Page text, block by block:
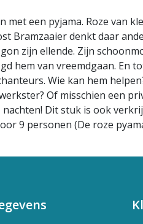
met een pyjama. Roze van
Bramzaaier denkt daar
zijn ellende. Zijn
hem van vreemdgaan. En
Wie kan hem
Of misschien een
nachten! Dit stuk is ook
9 personen (De roze